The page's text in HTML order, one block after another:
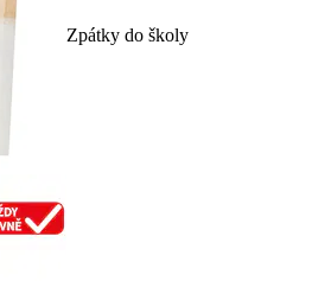
Zpátky do školy